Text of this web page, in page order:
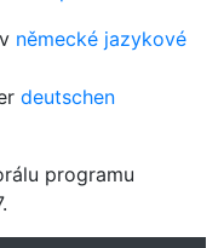
německé jazykové
deutschen
programu